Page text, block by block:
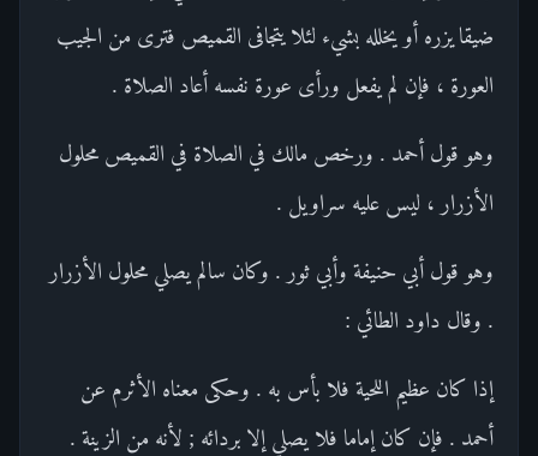
ضيقا يزره أو يخلله بشيء لئلا يتجافى القميص فترى من الجيب
العورة ، فإن لم يفعل ورأى عورة نفسه أعاد الصلاة .
وهو قول أحمد . ورخص مالك في الصلاة في القميص محلول
الأزرار ، ليس عليه سراويل .
وهو قول أبي حنيفة وأبي ثور . وكان سالم يصلي محلول الأزرار
. وقال داود الطائي :
إذا كان عظيم اللحية فلا بأس به . وحكى معناه الأثرم عن
أحمد . فإن كان إماما فلا يصلي إلا بردائه ; لأنه من الزينة .